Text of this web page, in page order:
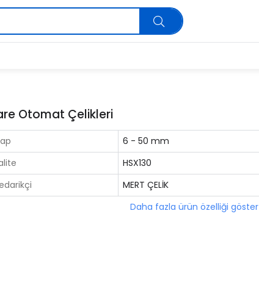
Otomat Çelikleri
6 - 50 mm
HSX130
MERT ÇELİK
Daha fazla ürün özelliği göster